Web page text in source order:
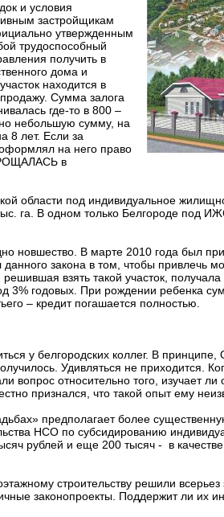
и условия
застройщикам
утвержденным
трудоспособный
получить в
дома и
находится в
Сумма залога
где-то в 800 –
небольшую сумму, на
8 лет. Если за
на него право
в
области под индивидуальное
га. В одном только Белгороде под
новшество. В марте 2010 года был
закона в том, чтобы привлечь
взять такой участок, получала
3% годовых. При рождении ребенка
– кредит погашается полностью.
у белгородских коллег. В
Удивляться не приходится.
вопрос относительно того, изучает
признался, что такой опыт ему
предполагает более
НСО по субсидированию
рублей и еще 200 тысяч - в
строительству решили всерьез
законопроекты. Поддержит ли их